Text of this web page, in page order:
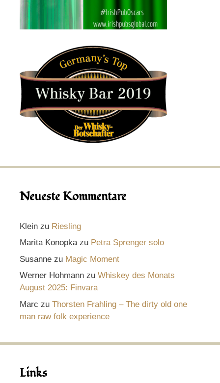
Neueste Kommentare
Klein zu Riesling
Marita Konopkazu Petra Sprenger solo
Susanne zu Magic Moment
Werner Hohmann zu Whiskey des Monats
August 2025: Finvara
Marc zu Thorsten Frahling – The dirty old one
man raw folk experience
Links